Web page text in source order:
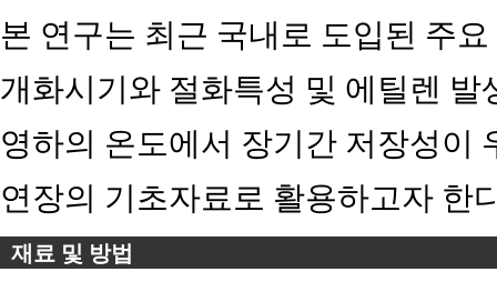
본 연구는 최근 국내로 도입된 주
개화시기와 절화특성 및 에틸렌
영하의 온도에서 장기간 저장성이
연장의 기초자료로 활용하고자 한
재료 및 방법